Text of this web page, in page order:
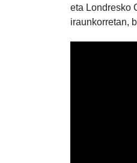
eta Londresko
iraunkorretan,